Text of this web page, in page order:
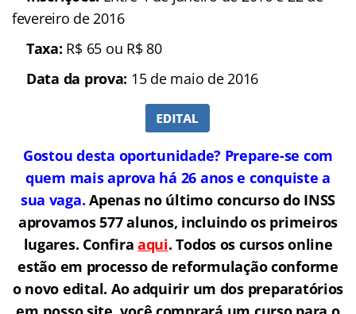
Remuneração
janeiro de 2016 e 22 de fevereiro de 2016
Taxa:
Data da prova:
maio de 2016
Gostou desta oportunidade? Prepare-se com
quem mais aprova há 26 anos e conquiste a
sua vaga.Apenas no último concurso do INSS